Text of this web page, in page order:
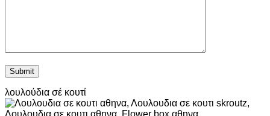
λουλούδια σέ κουτί